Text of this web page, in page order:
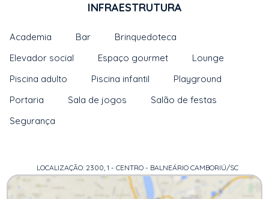
INFRAESTRUTURA
Academia Bar
Brinquedoteca
Elevador social
Espaço gourmet
Lounge
Piscina adulto
Piscina infantil
Playground
Portaria
Sala de jogos
Salão de festas
Segurança
LOCALIZAÇÃO: 2300, 1 - CENTRO - BALNEÁRIO CAMBORIÚ/SC